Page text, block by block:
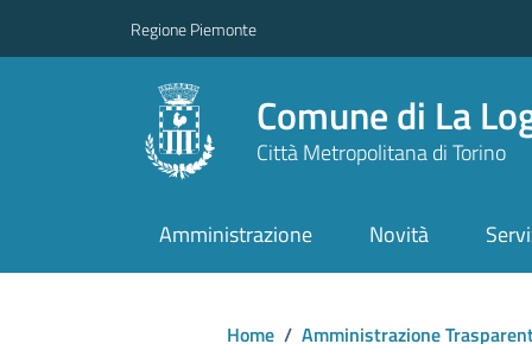
Regione Piemonte
Comune di La
Città Metropolitana di Torino
Amministrazione Novità
Home / Amministrazione